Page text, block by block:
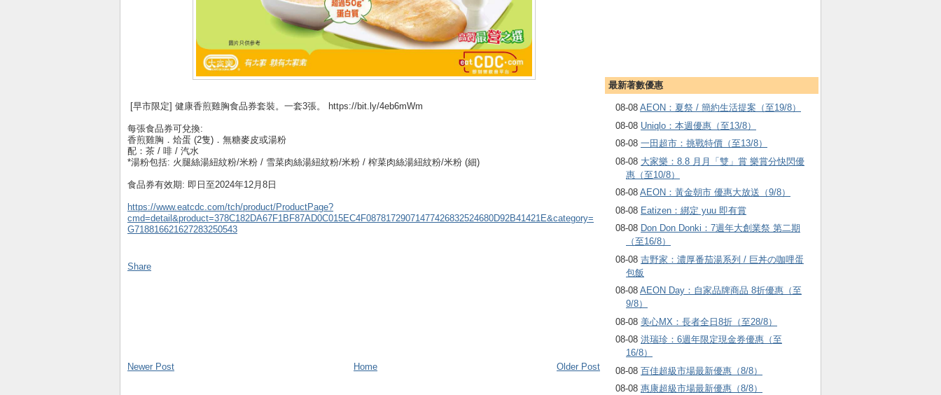
最新著數優惠
08-08 AEON：夏祭 / 簡約生活提案（至19/8）
08-08 Uniqlo：本週優惠（至13/8）
08-08 一田超市：挑戰特價（至13/8）
08-08 大家樂：8.8 月月「雙」賞 樂賞分快閃優
惠（至10/8）
08-08 AEON：黃金朝市 優惠大放送（9/8）
08-08 Eatizen：綁定 yuu 即有賞
08-08 Don Don Donki：7週年大創業祭 第二期
（至16/8）
08-08 吉野家：濃厚番茄湯系列 / 巨丼の咖哩蛋
包飯
08-08 AEON Day：自家品牌商品 8折優惠（至
9/8）
08-08 美心MX：長者全日8折（至28/8）
08-08 洪瑞珍：6週年限定現金券優惠（至
16/8）
08-08 百佳超級市場最新優惠（8/8）
08-08 惠康超級市場最新優惠（8/8）
[早市限定] 健康香煎雞胸食品券套裝。一套3張。 https://bit.ly/4eb6mWm
每張食品券可兌換:
香煎雞胸．烚蛋 (2隻)．無糖麥皮或湯粉
配：茶 / 啡 / 汽水
*湯粉包括: 火腿絲湯紐紋粉/米粉 / 雪菜肉絲湯紐紋粉/米粉 / 榨菜肉絲湯紐紋粉/米粉 (細)
食品券有效期: 即日至2024年12月8日
https://www.eatcdc.com/tch/product/ProductPage?
cmd=detail&product=378C182DA67F1BF87AD0C015EC4F08781729071477426832524680D92B41421E&category=
G718816621627283250543
Share
Newer Post Older Post
Home